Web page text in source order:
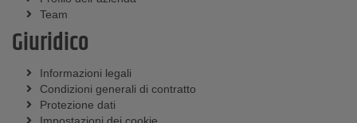
Team
Giuridico
Informazioni legali
Condizioni generali di contratto
Protezione dati